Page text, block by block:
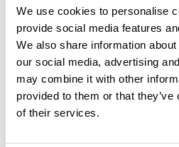
We use cookies to personalise
provide social media features
We also share information
our social media, advertising
may combine it with other
provided to them or that
of their services.
Ajouter un
Découvrez ce parcours de vélo de